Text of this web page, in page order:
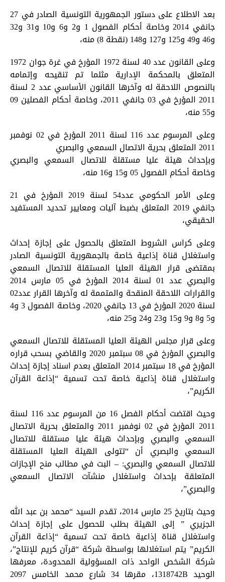
بعد الاطلاع على دستور الجمهورية التونسية الصادر في 27
جانفي 2014 وخاصة أحكام الفصول 1 و2 و6 و10 و31 و32
و46 و49 و125 و127 و148 (نقطة 8) منه،
وعلى القانون عدد 40 لسنة 1972 المؤرخ في غرة جوان 1972
المتعلق بالمحكمة الإدارية مثلما تم تنقيحه وإتمامه
بالنصوص اللاحقة له وآخرها القانون الأساسي عدد 2 لسنة
2011 المؤرخ في 03 جانفي 2011، وخاصة أحكام الفصلين 09
و55 منه،
وعلى المرسوم عدد 116 لسنة 2011 المؤرخ في 02 نوفمبر
2011 المتعلق بحرية الاتصال السمعي والبصري
وبإحداث هيئة عليا مستقلة للاتصال السمعي والبصري
وخاصة أحكام الفصول 05 و15 و16 منه،
وعلى الأمر الحكومي عدد54 لسنة 2019 المؤرخ في 21
جانفي 2019 المتعلق بضبط آليات ومعايير تحديد المستفيد
الحقيقي،
وعلى كراس الشروط المتعلق بالحصول على إجازة إحداث
واستغلال قناة إذاعية خاصة بالجمهورية التونسية الصادر
بمقتضى قرار الهيئة العليا المستقلة للاتصال السمعي
والبصري عدد 01 لسنة 2014 المؤرخ في 05 مارس 2014
والقرارات اللاحقة المنقحة والمتممة له وآخرها القرار عدد02
لسنة 2020 المؤرخ في 13 جانفي 2020، وخاصة الفصول 3 و4
و5 و8 و9 و15 و23 و24 و25 منه،
وعلى قرار مجلس الهيئة العليا المستقلة للاتصال السمعي
والبصري المؤرخ في 08 سبتمبر 2020 والقاضي بسحب قراره
المؤرخ في 18 سبتمبر 2014 المتعلق بعدم اسناد إجازة إحداث
واستغلال قناة إذاعية خاصة تحت تسمية “إذاعة القرآن
الكريم”،
وحيث اقتضت أحكام الفصل 16 من المرسوم عدد 116 لسنة
2011 المؤرخ في 02 نوفمبر 2011 والمتعلق بحرية الاتصال
السمعي والبصري وبإحداث هيئة عليا مستقلة للاتصال
السمعي والبصري أن “تتولى الهيئة العليا المستقلة
للاتصال السمعي والبصري: – البت في مطالب منح الإجازات
المتعلقة بإحداث واستغلال منشآت الاتصال السمعي
والبصري”،
وحيث بتاريخ 25 مارس 2014، تقدم السيد “محمد بن عبد الله
الجزيري ” إلى الهيئة بطلب للحصول على إجازة إحداث
واستغلال قناة إذاعية خاصة تحت تسمية “إذاعة القرآن
الكريم” يتم استغلالها بواسطة شركة “قرآن كريم للإنتاج”،
شركة الشخص الواحد ذات المسؤولية المحدودة، معرفها
الوحيد 1318742B، مقرها 34 شارع محمد الخامس 2097